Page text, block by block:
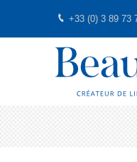
+33 (0) 3 89 73
Beauvillé